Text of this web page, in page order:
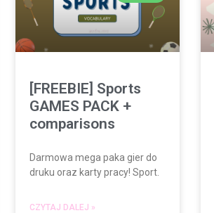
[FREEBIE] Sports
GAMES PACK +
comparisons
Darmowa mega paka gier do
druku oraz karty pracy! Sport.
CZYTAJ DALEJ »